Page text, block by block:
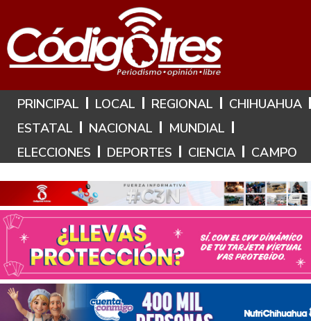
Hoy es: 6 de Agosto de 2026
PRINCIPAL LOCAL REGIONAL
CHIHUAHUA
ESTATAL
NACIONAL
MUNDIAL
ELECCIONES
DEPORTES CIENCIA CAMPO